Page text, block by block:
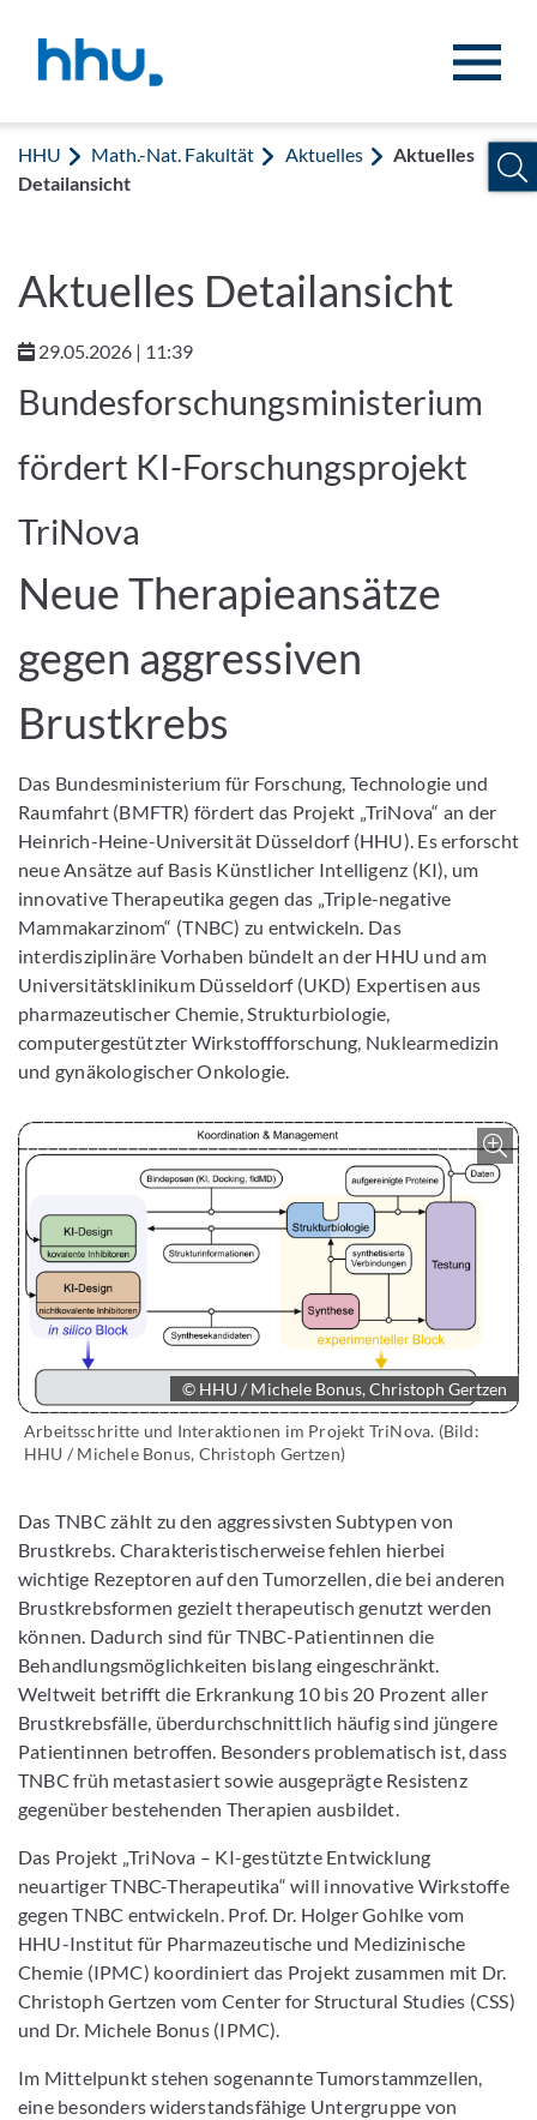
HHU Math.-Nat. Fakultät Aktuelles
Aktuelles
Detailansicht
Aktuelles Detailansicht
29.05.2026 | 11:39
Bundesforschungsministerium
fördert KI-Forschungsprojekt
TriNova
Neue Therapieansätze
gegen aggressiven
Brustkrebs
Das Bundesministerium für Forschung, Technologie und
Raumfahrt (BMFTR) fördert das Projekt „TriNova“ an der
Heinrich-Heine-Universität Düsseldorf (HHU). Es erforscht
neue Ansätze auf Basis Künstlicher Intelligenz (KI), um
innovative Therapeutika gegen das „Triple-negative
Mammakarzinom“ (TNBC) zu entwickeln. Das
interdisziplinäre Vorhaben bündelt an der HHU und am
Universitätsklinikum Düsseldorf (UKD) Expertisen aus
pharmazeutischer Chemie, Strukturbiologie,
computergestützter Wirkstoffforschung, Nuklearmedizin
und gynäkologischer Onkologie.
© HHU / Michele Bonus, Christoph Gertzen
Arbeitsschritte und Interaktionen im Projekt TriNova. (Bild:
HHU / Michele Bonus, Christoph Gertzen)
Das TNBC zählt zu den aggressivsten Subtypen von
Brustkrebs. Charakteristischerweise fehlen hierbei
wichtige Rezeptoren auf den Tumorzellen, die bei anderen
Brustkrebsformen gezielt therapeutisch genutzt werden
können. Dadurch sind für TNBC-Patientinnen die
Behandlungsmöglichkeiten bislang eingeschränkt.
Weltweit betrifft die Erkrankung 10 bis 20 Prozent aller
Brustkrebsfälle, überdurchschnittlich häufig sind jüngere
Patientinnen betroffen. Besonders problematisch ist, dass
TNBC früh metastasiert sowie ausgeprägte Resistenz
gegenüber bestehenden Therapien ausbildet.
Das Projekt „TriNova – KI-gestützte Entwicklung
neuartiger TNBC-Therapeutika“ will innovative Wirkstoffe
gegen TNBC entwickeln. Prof. Dr. Holger Gohlke vom
HHU-Institut für Pharmazeutische und Medizinische
Chemie (IPMC) koordiniert das Projekt zusammen mit Dr.
Christoph Gertzen vom Center for Structural Studies (CSS)
und Dr. Michele Bonus (IPMC).
Im Mittelpunkt stehen sogenannte Tumorstammzellen,
eine besonders widerstandsfähige Untergruppe von